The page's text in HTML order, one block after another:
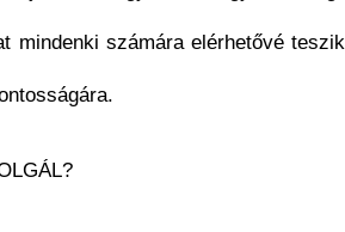
mindenki számára elérhetővé